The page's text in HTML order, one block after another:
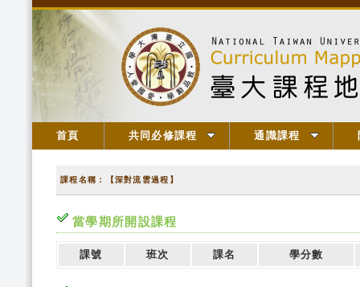
首頁 共同必修課程 通識課程
課程名稱：【深對流雲過程】
當學期所開設課程
課號 班次 課名 學分數